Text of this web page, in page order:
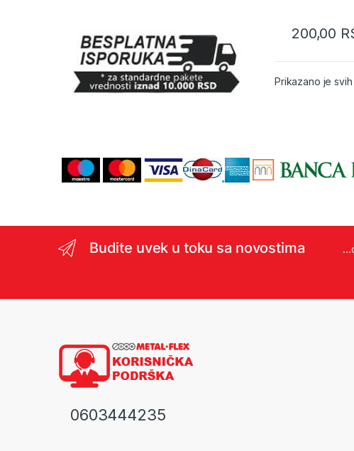
200,00
Prikazano je
Budite uvek u toku sa novostima
0603444235